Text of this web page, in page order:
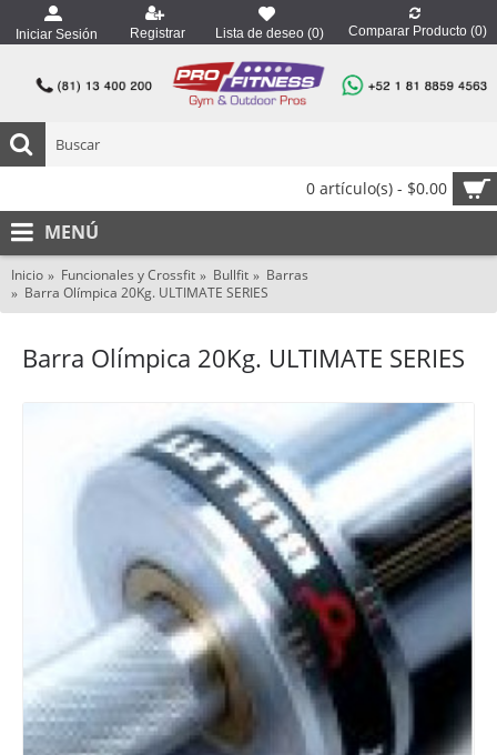
Iniciar Sesión Registrar Lista de deseo (0) Comparar Producto (0)
0 artículo(s) - $0.00
MENÚ
Inicio Funcionales y Crossfit Bullfit
Barras
Barra Olímpica 20Kg. ULTIMATE SERIES
Barra Olímpica 20Kg. ULTIMATE SERIES